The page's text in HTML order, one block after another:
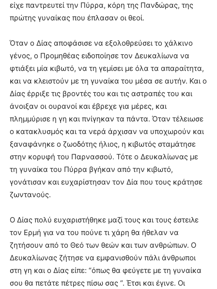
είχε παντρευτεί την Πύρρα, κόρη της Πανδώρας, της
πρώτης γυναίκας που έπλασαν οι θεοί.
Όταν ο Δίας αποφάσισε να εξολοθρεύσει το χάλκινο
γένος, ο Προμηθέας ειδοποίησε τον Δευκαλίωνα να
φτιάξει μία κιβωτό, να τη γεμίσει με όλα τα απαραίτητα,
και να κλειστούν με τη γυναίκα του μέσα σε αυτήν. Και ο
Δίας έρριξε τις βροντές του και τις αστραπές του και
άνοιξαν οι ουρανοί και έβρεχε για μέρες, και
πλημμύρισε η γη και πνίγηκαν τα πάντα. Όταν τέλειωσε
ο κατακλυσμός και τα νερά άρχισαν να υποχωρούν και
ξαναφάνηκε ο ζωοδότης ήλιος, η κιβωτός σταμάτησε
στην κορυφή του Παρνασσού. Τότε ο Δευκαλίωνας με
τη γυναίκα του Πύρρα βγήκαν από την κιβωτό,
γονάτισαν και ευχαρίστησαν τον Δία που τους κράτησε
ζωντανούς.
Ο Δίας πολύ ευχαριστήθηκε μαζί τους και τους έστειλε
τον Ερμή για να του πούνε τι χάρη θα ήθελαν να
ζητήσουν από το Θεό των θεών και των ανθρώπων. Ο
Δευκαλίωνας ζήτησε να εμφανισθούν πάλι άνθρωποι
στη γη και ο Δίας είπε: “όπως θα φεύγετε με τη γυναίκα
σου θα πετάτε πέτρες πίσω σας “. Έτσι και έγινε. Οι